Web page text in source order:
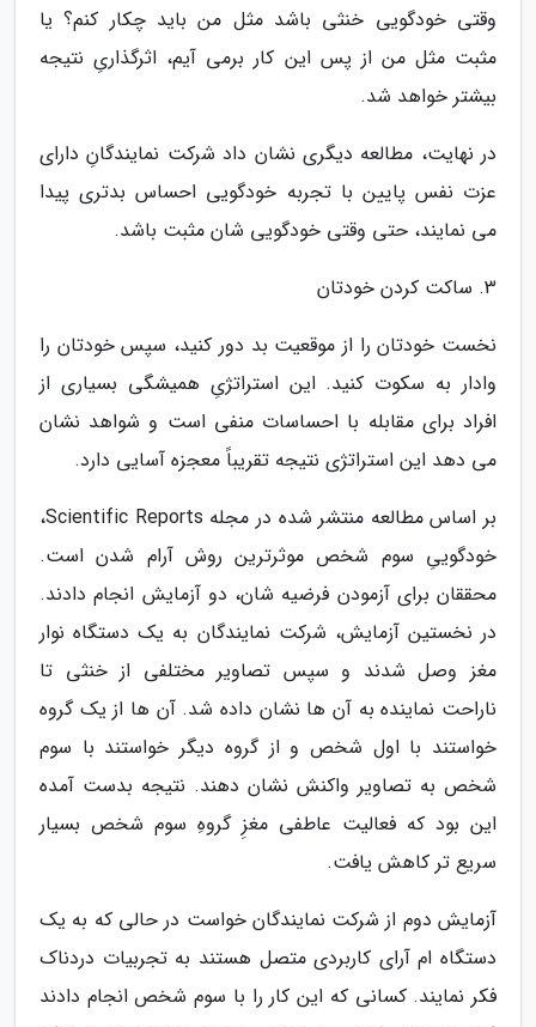
وقتی خودگویی خنثی باشد مثل من باید چکار کنم؟ یا
مثبت مثل من از پس این کار برمی آیم، اثرگذاریِ نتیجه
بیشتر خواهد شد.
در نهایت، مطالعه دیگری نشان داد شرکت نمایندگانِ دارای
عزت نفس پایین با تجربه خودگویی احساس بدتری پیدا
می نمایند، حتی وقتی خودگویی شان مثبت باشد.
3. ساکت کردن خودتان
نخست خودتان را از موقعیت بد دور کنید، سپس خودتان را
وادار به سکوت کنید. این استراتژیِ همیشگی بسیاری از
افراد برای مقابله با احساسات منفی است و شواهد نشان
می دهد این استراتژی نتیجه تقریباً معجزه آسایی دارد.
بر اساس مطالعه منتشر شده در مجله Scientific Reports،
خودگوییِ سوم شخص موثرترین روش آرام شدن است.
محققان برای آزمودن فرضیه شان، دو آزمایش انجام دادند.
در نخستین آزمایش، شرکت نمایندگان به یک دستگاه نوار
مغز وصل شدند و سپس تصاویر مختلفی از خنثی تا
ناراحت نماینده به آن ها نشان داده شد. آن ها از یک گروه
خواستند با اول شخص و از گروه دیگر خواستند با سوم
شخص به تصاویر واکنش نشان دهند. نتیجه بدست آمده
این بود که فعالیت عاطفی مغزِ گروهِ سوم شخص بسیار
سریع تر کاهش یافت.
آزمایش دوم از شرکت نمایندگان خواست در حالی که به یک
دستگاه ام آرای کاربردی متصل هستند به تجربیات دردناک
فکر نمایند. کسانی که این کار را با سوم شخص انجام دادند